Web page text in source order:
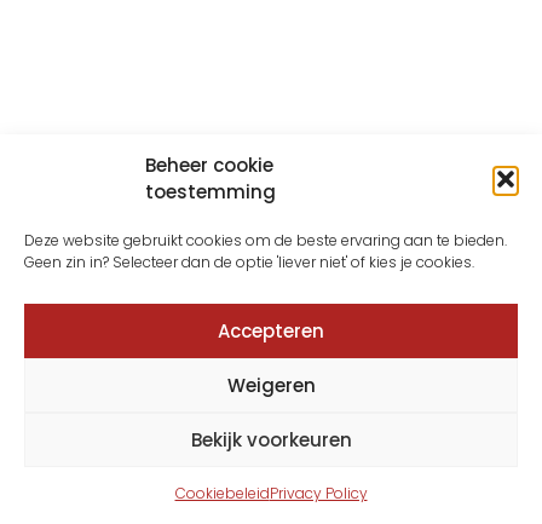
Beheer cookie
toestemming
Deze website gebruikt cookies om de beste ervaring aan te bieden.
Geen zin in? Selecteer dan de optie 'liever niet' of kies je cookies.
Accepteren
Weigeren
Bekijk voorkeuren
CookiebeleidPrivacy Policy